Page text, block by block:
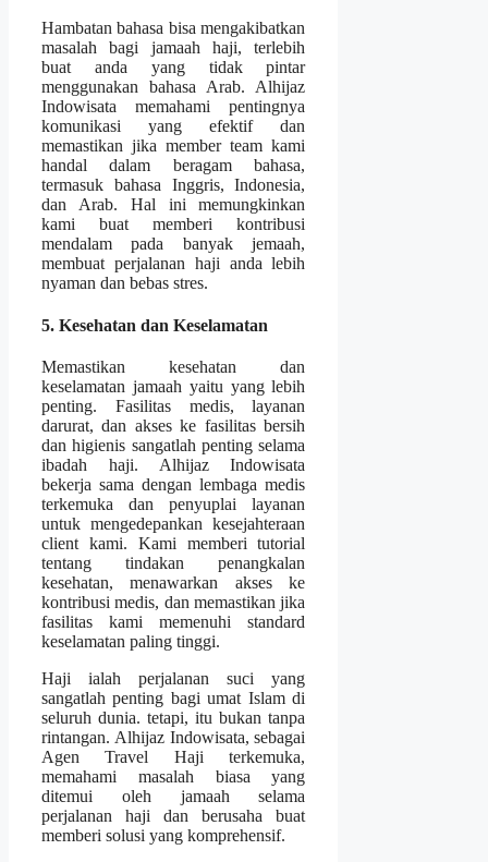
Hambatan bahasa bisa mengakibatkan
masalah bagi jamaah haji, terlebih
buat anda yang tidak pintar
menggunakan bahasa Arab. Alhijaz
Indowisata memahami pentingnya
komunikasi yang efektif dan
memastikan jika member team kami
handal dalam beragam bahasa,
termasuk bahasa Inggris, Indonesia,
dan Arab. Hal ini memungkinkan
kami buat memberi kontribusi
mendalam pada banyak jemaah,
membuat perjalanan haji anda lebih
nyaman dan bebas stres.
5. Kesehatan dan Keselamatan
Memastikan kesehatan dan
keselamatan jamaah yaitu yang lebih
penting. Fasilitas medis, layanan
darurat, dan akses ke fasilitas bersih
dan higienis sangatlah penting selama
ibadah haji. Alhijaz Indowisata
bekerja sama dengan lembaga medis
terkemuka dan penyuplai layanan
untuk mengedepankan kesejahteraan
client kami. Kami memberi tutorial
tentang tindakan penangkalan
kesehatan, menawarkan akses ke
kontribusi medis, dan memastikan jika
fasilitas kami memenuhi standard
keselamatan paling tinggi.
Haji ialah perjalanan suci yang
sangatlah penting bagi umat Islam di
seluruh dunia. tetapi, itu bukan tanpa
rintangan. Alhijaz Indowisata, sebagai
Agen Travel Haji terkemuka,
memahami masalah biasa yang
ditemui oleh jamaah selama
perjalanan haji dan berusaha buat
memberi solusi yang komprehensif.